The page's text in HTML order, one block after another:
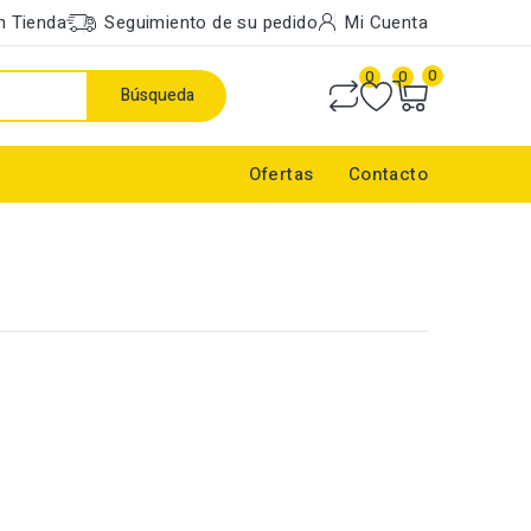
Tienda Seguimiento de su pedido Mi Cuenta
Búsqueda
0 0 0
Ofertas Contacto